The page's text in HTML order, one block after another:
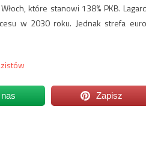
które stanowi 138% PKB.
w 2030 roku. Jednak strefa
Zapisz